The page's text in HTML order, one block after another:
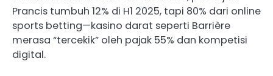
Prancis tumbuh 12% di H1 2025, tapi 80% dari online
sports betting—kasino darat seperti Barrière
merasa “tercekik” oleh pajak 55% dan kompetisi
digital.